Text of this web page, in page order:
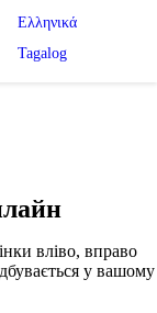
Ελληνικά
Tagalog
вліво, вправо
у вашому